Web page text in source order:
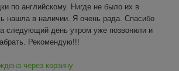
по английскому. Нигде не было их в
нашла в наличии. Я очень рада. Спасибо
следующий день утром уже позвонили и
Рекомендую!!!
через корзину